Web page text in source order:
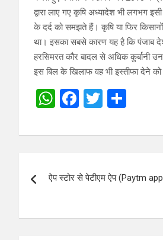
द्वारा लाए गए कृषि अध्यादेश भी लगभग
के दर्द को समझते हैं। कृषि या फिर
था। इसका सबसे कारण यह है कि पंजाब
हरसिमरत कौर बादल से अधिक कुर्बानी
इस बिल के खिलाफ वह भी इस्तीफा देने को
W
at
A
p
F
ce
o
k
T
tt ar
navigation
ऐप स्‍टोर से पेटीएम ऐप (Paytm